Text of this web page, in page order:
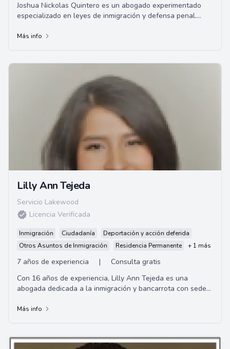
Joshua Nickolas Quintero es un abogado experimentado
especializado en leyes de inmigración y defensa penal.
Más info
Lilly Ann Tejeda
Servicio Lakewood
Licencia Verificada
Inmigración Ciudadanía
Deportación y acción deferida
Otros Asuntos de Inmigración
Residencia Permanente + 1 más
7 años de experiencia |
Consulta gratis
Con 16 años de experiencia, Lilly Ann Tejeda es una
abogada dedicada a la inmigración y bancarrota con sede
Más info